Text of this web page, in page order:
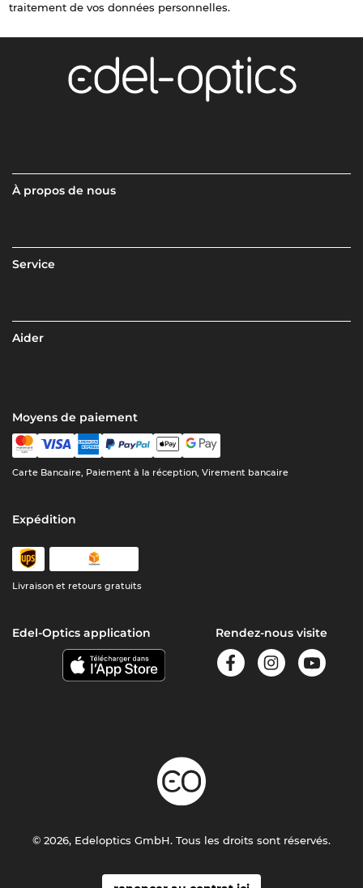
traitement de vos données personnelles.
À propos de nous
Service
Aider
Moyens de paiement
Carte Bancaire, Paiement à la réception, Virement bancaire
Expédition
Livraison et retours gratuits
Edel-Optics application Rendez-nous visite
© 2026, Edeloptics GmbH. Tous les droits sont réservés.